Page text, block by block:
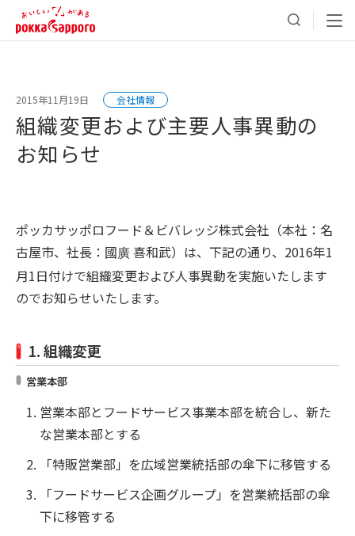
2015年11月19日 会社情報
組織変更および主要人事異動の
お知らせ
ポッカサッポロフード＆ビバレッジ株式会社（本社：名
古屋市、社長：國廣 喜和武）は、下記の通り、2016年1
月1日付けで組織変更および人事異動を実施いたします
のでお知らせいたします。
1. 組織変更
営業本部
営業本部とフードサービス事業本部を統合し、新た
な営業本部とする
「特販営業部」を広域営業統括部の傘下に移管する
「フードサービス企画グループ」を営業統括部の傘
下に移管する